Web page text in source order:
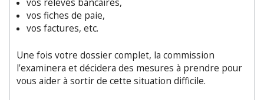
vos relevés bancaires,
vos fiches de paie,
vos factures, etc.
Une fois votre dossier complet, la commission
l'examinera et décidera des mesures à prendre pour
vous aider à sortir de cette situation difficile.